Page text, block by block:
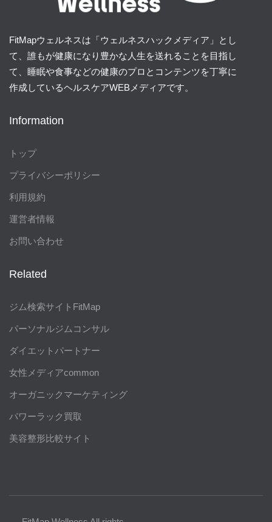
FitMapウェルネスは「ウェルネスハックメディア」とし
て、誰もが健康になり豊かな人生を送れることを目指し
て、睡眠や食事などの健康のプロとコンテンツを丁寧に
作成しているヘルスケアWEBメディアです。
Information
トップ
プライバシーポリシー
利用規約
運営者情報
お問い合わせ
Related
ジム検索サイトFitMap
パーソナルジムコンサル
ダイエットパートナー
女性メディアcommon
オーガニックマーケティング
パワーラック買取
美容整形比較サイト